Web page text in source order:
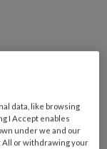
en
maken, u
data, like browsing
I Accept enables
under we and our
All or withdrawing your